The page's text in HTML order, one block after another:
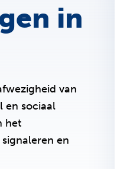
in
van
en sociaal
het
en